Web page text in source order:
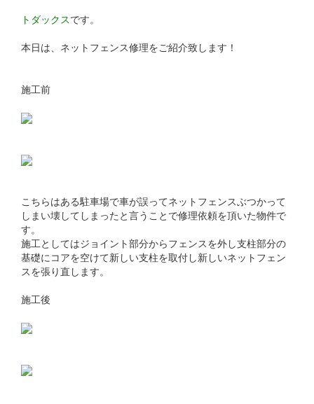
トダックスです。
本日は、ネットフェンス修理をご紹介致します！
施工前
こちらはある駐車場で車が誤ってネットフェンスぶつかって
しまい壊してしまったと言うことで修理依頼を頂いた物件で
す。
施工としてはジョイント部分からフェンスを外し支柱部分の
基礎にコアを空けて新しい支柱を取付し新しいネットフェン
スを張り直します。
施工後